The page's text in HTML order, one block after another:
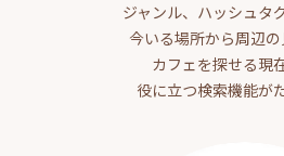
ジャンル、ハッシュタ
今いる場所から周辺
カフェを探せる現
役に立つ検索機能が